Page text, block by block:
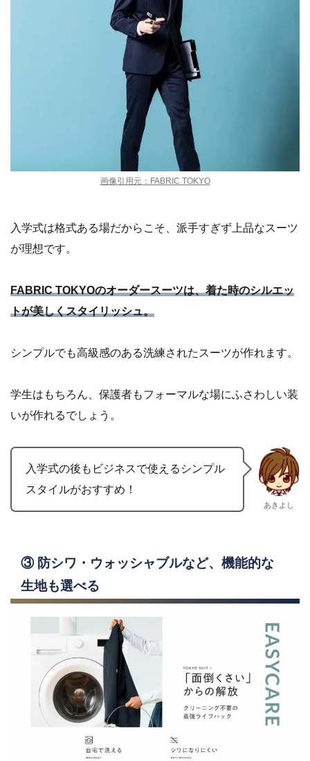
画像引用元：FABRIC TOKYO
入学式は格式ある場だからこそ、派手すぎず上品なスーツ
が理想です。
FABRIC TOKYOのオーダースーツは、着た時のシルエッ
トが美しくスタイリッシュ。
シンプルでも高級感のある洗練されたスーツが作れます。
学生はもちろん、保護者もフォーマルな場にふさわしい装
いが作れるでしょう。
入学式の後もビジネスで使えるシンプル
スタイルがおすすめ！
あきよし
③ 防シワ・ウォッシャブルなど、機能的な
生地も選べる